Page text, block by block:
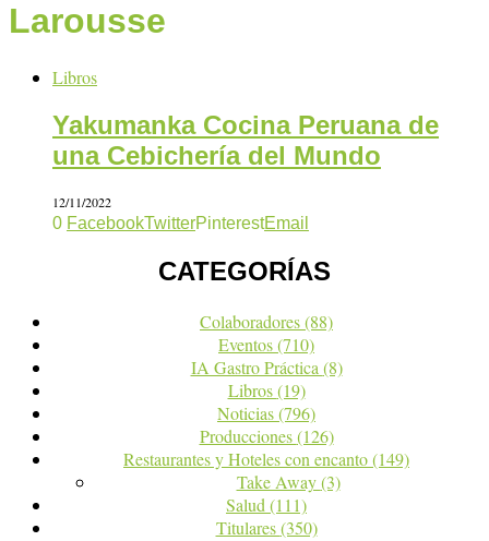
Larousse
Libros
Yakumanka Cocina Peruana de
una Cebichería del Mundo
12/11/2022
0 FacebookTwitterPinterestEmail
CATEGORÍAS
Colaboradores(88)
Eventos(710)
IA Gastro Práctica(8)
Libros(19)
Noticias(796)
Producciones(126)
Restaurantes y Hoteles con encanto(149)
Take Away(3)
Salud(111)
Titulares(350)